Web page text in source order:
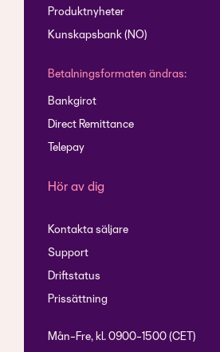
Produktnyheter
Kunskapsbank (NO)
Betalningsformaten ändras:
Bankgirot
Direct Remittance
Telepay
Hör av dig
Kontakta säljare
Support
Driftstatus
Prissättning
Mån-Fre, kl. 0900-1500 (CET)